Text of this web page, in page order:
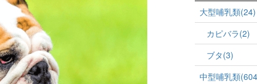
大型哺乳類(24)
カピバラ(2)
ブタ(3)
中型哺乳類